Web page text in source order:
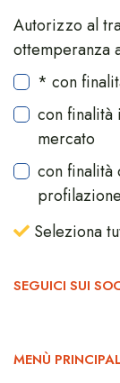
Autorizzo al
ottemperanza
* con
con finalità
mercato
con finalità
profilazione
Seleziona
SEGUICI SUI
MENÙ